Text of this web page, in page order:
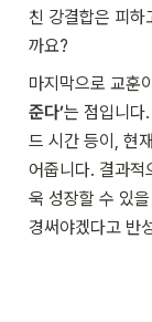
친 강결합은 피하
까요?
마지막으로 교훈
준다’는 점입니다
드 시간 등이, 현
어줍니다. 결과적
욱 성장할 수 있
경써야겠다고 반